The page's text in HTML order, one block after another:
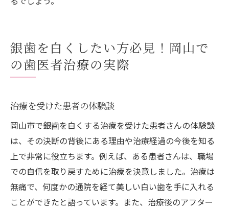
銀歯を白くしたい方必見！岡山で
の歯医者治療の実際
治療を受けた患者の体験談
岡山市で銀歯を白くする治療を受けた患者さんの体験談
は、その決断の背後にある理由や治療経過の今後を知る
上で非常に役立ちます。例えば、ある患者さんは、職場
での自信を取り戻すために治療を決意しました。治療は
無痛で、何度かの通院を経て美しい白い歯を手に入れる
ことができたと語っています。また、治療後のアフター